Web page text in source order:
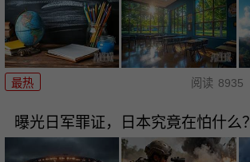
最热 阅读 8935
曝光日军罪证，日本究竟在怕什么？